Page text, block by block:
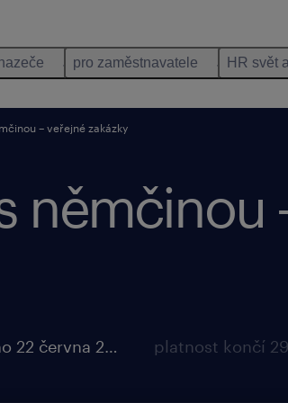
pro zaměstnavatele HR svět
– veřejné zakázky
němčinou
uveřejněno 22 června 2026